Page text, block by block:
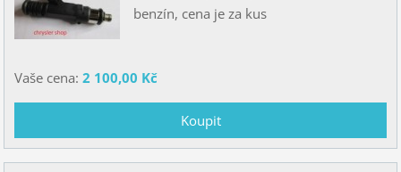
benzín, cena je za kus
Vaše cena: 2 100,00 Kč